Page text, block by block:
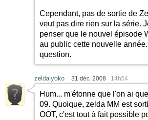
Cependant, pas de sortie de
veut pas dire rien sur la série.
penser que le nouvel épisode
au public cette nouvelle
question.
zeldalyoko 31 déc. 2008 14h54
Hum... m'étonne que l'on ai
09. Quoique, zelda MM est
OOT, c'est tout à fait possible